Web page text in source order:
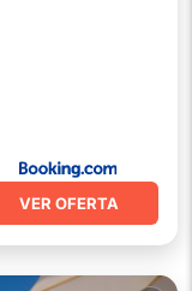
VER OFERTA